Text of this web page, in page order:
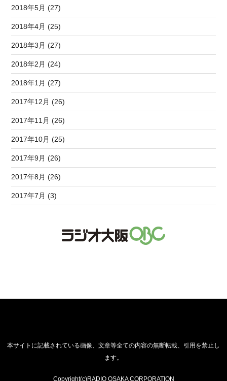
2018年5月 (27)
2018年4月 (25)
2018年3月 (27)
2018年2月 (24)
2018年1月 (27)
2017年12月 (26)
2017年11月 (26)
2017年10月 (25)
2017年9月 (26)
2017年8月 (26)
2017年7月 (3)
本サイトに記載されている画像、文章等全ての内容の無断転載、引用を禁止し
ます。
Copyright(c)RADIO OSAKA CORPORATION